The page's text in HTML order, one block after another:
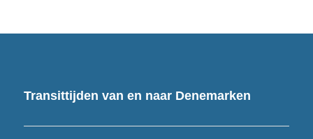
Transittijden van en naar Denemarken